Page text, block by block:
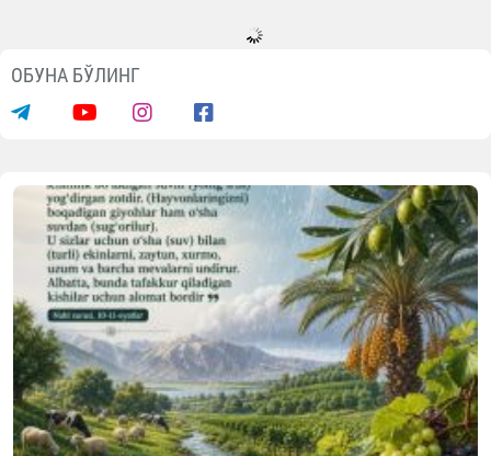
Янгиликлар
Саховатпеша юртдошларимиз
қўллаб-қувватламоқда
07.08.2026 16512 1 min.
Ўзбекистон мусулмонлари
Масжидлар билан ишлаш
маълумотига кўра, 2026 йилнинг
июль ойлари давомида